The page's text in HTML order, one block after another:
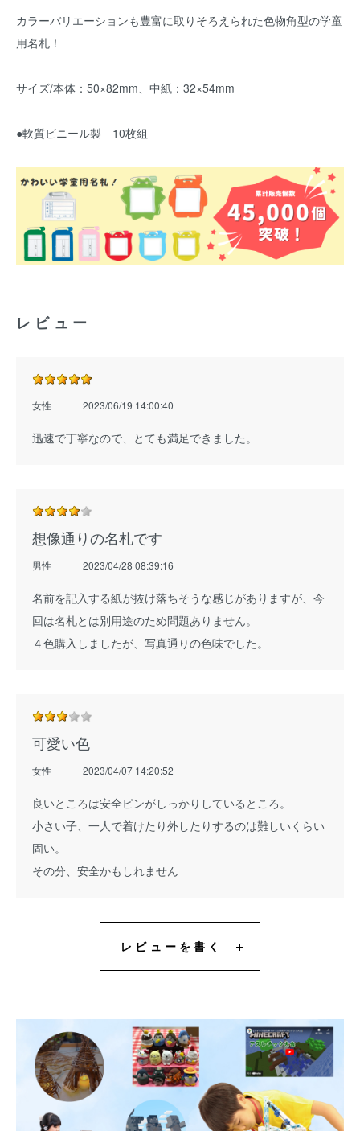
カラーバリエーションも豊富に取りそろえられた色物角型の学童
用名札！
サイズ/本体：50×82mm、中紙：32×54mm
●軟質ビニール製 10枚組
レビュー
女性 2023/06/19 14:00:40
迅速で丁寧なので、とても満足できました。
想像通りの名札です
男性 2023/04/28 08:39:16
名前を記入する紙が抜け落ちそうな感じがありますが、今
回は名札とは別用途のため問題ありません。
４色購入しましたが、写真通りの色味でした。
可愛い色
女性 2023/04/07 14:20:52
良いところは安全ピンがしっかりしているところ。
小さい子、一人で着けたり外したりするのは難しいくらい
固い。
その分、安全かもしれません
レビューを書く